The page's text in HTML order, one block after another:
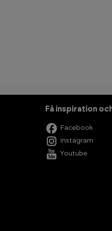
Få inspiration
Facebook
Instagram
Youtube